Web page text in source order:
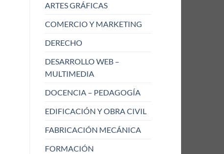
ARTES GRÁFICAS
COMERCIO Y MARKETING
DERECHO
DESARROLLO WEB –
MULTIMEDIA
DOCENCIA – PEDAGOGÍA
EDIFICACIÓN Y OBRA CIVIL
FABRICACIÓN MECÁNICA
FORMACIÓN